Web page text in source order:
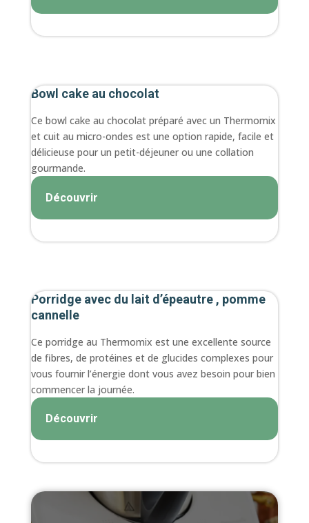
Bowl cake au chocolat
Ce bowl cake au chocolat préparé avec un Thermomix
et cuit au micro-ondes est une option rapide, facile et
délicieuse pour un petit-déjeuner ou une collation
gourmande.
Découvrir
Porridge avec du lait d’épeautre , pomme
cannelle
Ce porridge au Thermomix est une excellente source
de fibres, de protéines et de glucides complexes pour
vous fournir l’énergie dont vous avez besoin pour bien
commencer la journée.
Découvrir